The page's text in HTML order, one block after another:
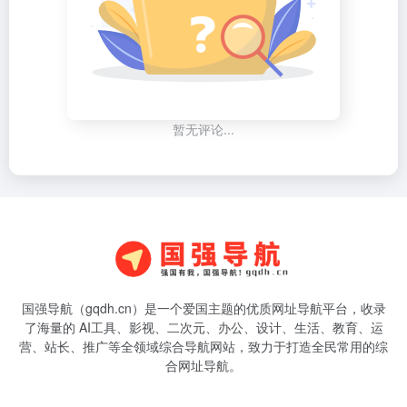
暂无评论...
国强导航（gqdh.cn）是一个爱国主题的优质网址导航平台，收录
了海量的 AI工具、影视、二次元、办公、设计、生活、教育、运
营、站长、推广等全领域综合导航网站，致力于打造全民常用的综
合网址导航。